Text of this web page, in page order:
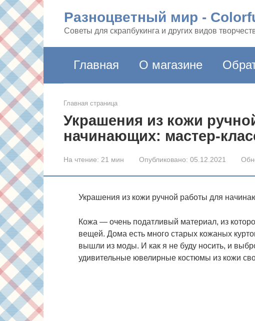
Перейти
к
контенту
Разноцветный мир -
Советы для скрапбукинга и других видов
Главная О магазине
Главная страница
Украшения из кожи
начинающих: мастер-
На чтение: 21 мин Опубликовано: 05.12.2021
Украшения из кожи ручной работы для
Кожа — очень податливый материал, из
вещей. Дома есть много старых кожаных
вышли из моды. И как я не буду носить, и
удивительные ювелирные костюмы из кожи